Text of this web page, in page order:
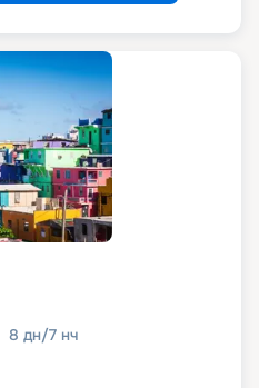
8 дн/7 нч